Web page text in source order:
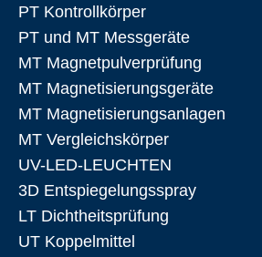
PT Kontrollkörper
PT und MT Messgeräte
MT Magnetpulverprüfung
MT Magnetisierungsgeräte
MT Magnetisierungsanlagen
MT Vergleichskörper
UV-LED-LEUCHTEN
3D Entspiegelungsspray
LT Dichtheitsprüfung
UT Koppelmittel